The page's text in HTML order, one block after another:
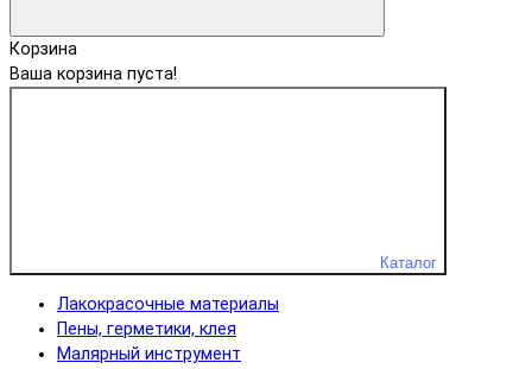
Корзина
Ваша корзина пуста!
Каталог
Лакокрасочные материалы
Пены, герметики, клея
Малярный инструмент